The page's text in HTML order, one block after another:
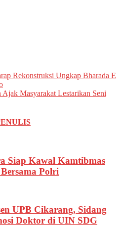
Rekonstruksi Ungkap Bharada E
Ajak Masyarakat Lestarikan Seni
Siap Kawal Kamtibmas
Polri
UPB Cikarang, Sidang
Doktor di UIN SDG